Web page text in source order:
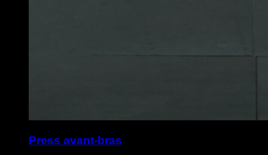
Press avant-bras